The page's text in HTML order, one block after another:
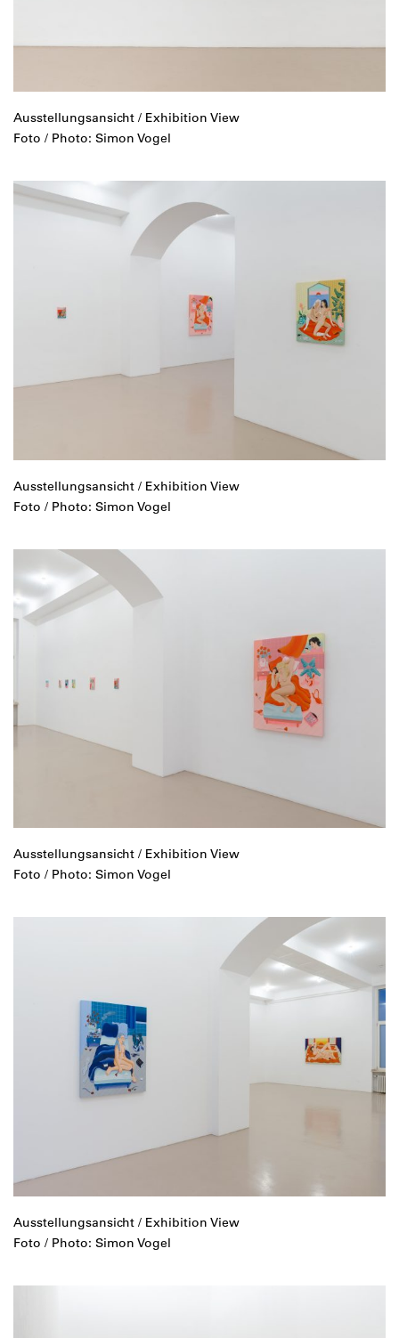
Ausstellungsansicht / Exhibition View
Foto / Photo: Simon Vogel
Ausstellungsansicht / Exhibition View
Foto / Photo: Simon Vogel
Ausstellungsansicht / Exhibition View
Foto / Photo: Simon Vogel
Ausstellungsansicht / Exhibition View
Foto / Photo: Simon Vogel